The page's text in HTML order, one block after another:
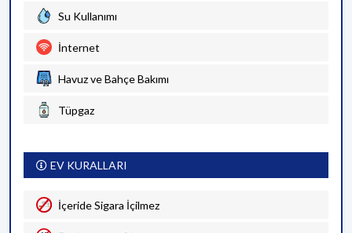
Su Kullanımı
İnternet
Havuz ve Bahçe Bakımı
Tüpgaz
EV KURALLARI
İçeride Sigara İçilmez